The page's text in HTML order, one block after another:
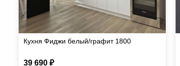
Кухня Фиджи белый/графит 1800
39 690 ₽